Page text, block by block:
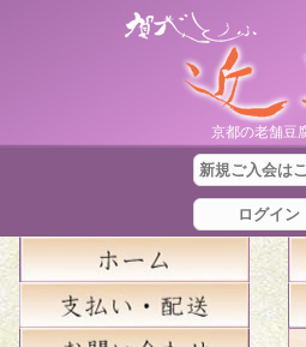
京都の老舗豆
新規ご入会は
ログイン